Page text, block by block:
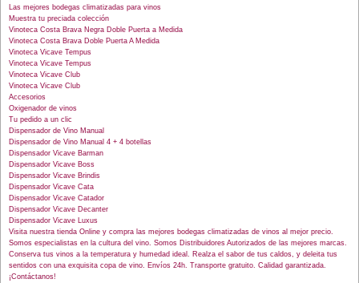
Las mejores bodegas climatizadas para vinos
Muestra tu preciada colección
Vinoteca Costa Brava Negra Doble Puerta a Medida
Vinoteca Costa Brava Doble Puerta A Medida
Vinoteca Vicave Tempus
Vinoteca Vicave Tempus
Vinoteca Vicave Club
Vinoteca Vicave Club
Accesorios
Oxigenador de vinos
Tu pedido a un clic
Dispensador de Vino Manual
Dispensador de Vino Manual 4 + 4 botellas
Dispensador Vicave Barman
Dispensador Vicave Boss
Dispensador Vicave Brindis
Dispensador Vicave Cata
Dispensador Vicave Catador
Dispensador Vicave Decanter
Dispensador Vicave Luxus
Visita nuestra tienda Online y compra las mejores bodegas climatizadas de vinos al mejor precio.
Somos especialistas en la cultura del vino. Somos Distribuidores Autorizados de las mejores marcas.
Conserva tus vinos a la temperatura y humedad ideal. Realza el sabor de tus caldos, y deleita tus
sentidos con una exquisita copa de vino. Envíos 24h. Transporte gratuito. Calidad garantizada.
¡Contáctanos!